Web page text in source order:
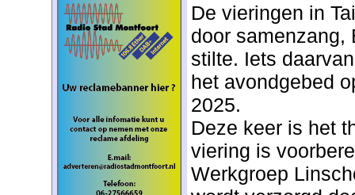
De vieringen in
door samenzang,
stilte. Iets
het avondgebed
2025.
Deze keer is het
viering is
Werkgroep